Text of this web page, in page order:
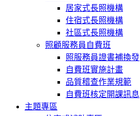
居家式長照機構
住宿式長照機構
社區式長照機構
照顧服務員自費班
照服務員證書補換發
自費班實施計畫
品質稽查作業規範
自費班核定開課訊息
主題專區